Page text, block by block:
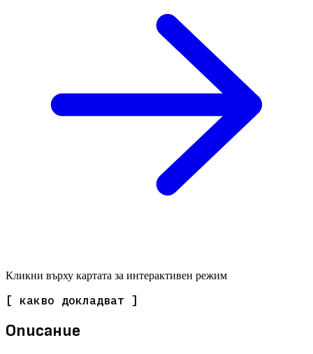
Кликни върху картата за интерактивен режим
[ какво докладват ]
Описание